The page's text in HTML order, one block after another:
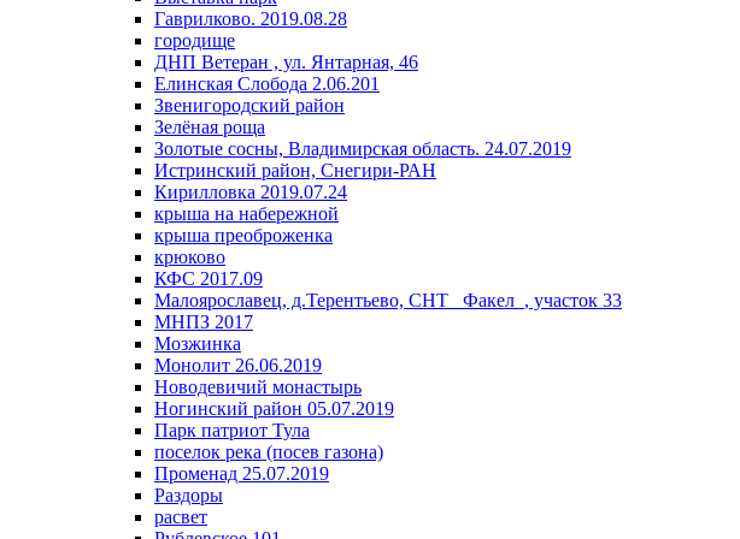
Гаврилково. 2019.08.28
городище
ДНП Ветеран , ул. Янтарная, 46
Елинская Слобода 2.06.201
Звенигородский район
Зелёная роща
Золотые сосны, Владимирская область. 24.07.2019
Истринский район, Снегири-РАН
Кирилловка 2019.07.24
крыша на набережной
крыша преоброженка
крюково
КФС 2017.09
Малоярославец, д.Терентьево, СНТ _Факел_, участок 33
МНПЗ 2017
Мозжинка
Монолит 26.06.2019
Новодевичий монастырь
Ногинский район 05.07.2019
Парк патриот Тула
поселок река (посев газона)
Променад 25.07.2019
Раздоры
расвет